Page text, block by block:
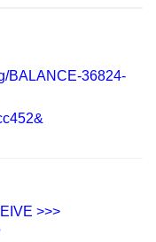
BALANCE-36824-
>>>